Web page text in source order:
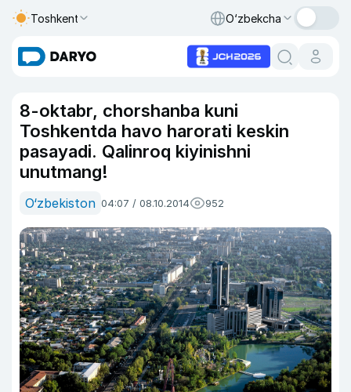
Toshkent O‘zbekcha
8-oktabr, chorshanba kuni
Toshkentda havo harorati keskin
pasayadi. Qalinroq kiyinishni
unutmang!
O‘zbekiston 04:07 / 08.10.2014 952